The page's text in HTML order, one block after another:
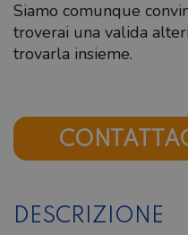
Siamo comunque
troverai una valida
trovarla insieme.
DESCRIZIONE